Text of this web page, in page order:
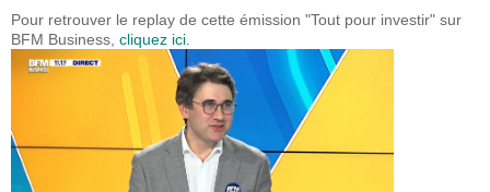
Pour retrouver le replay de cette émission "Tout pour investir" sur
BFM Business, cliquez ici.